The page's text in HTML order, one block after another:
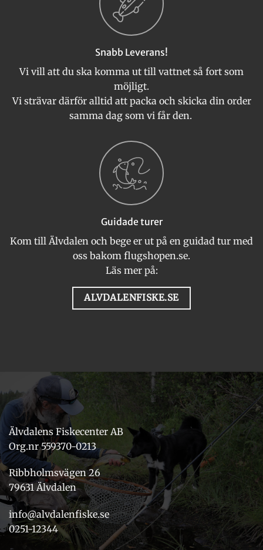
Snabb Leverans!
Vi vill att du ska komma ut till vattnet så fort som
möjligt.
Vi strävar därför alltid att packa och skicka din order
samma dag som vi får den.
Guidade turer
Kom till Älvdalen och bege er ut på en guidad tur med
oss bakom flugshopen.se.
Läs mer på:
ALVDALENFISKE.SE
Älvdalens Fiskecenter AB
Org.nr 559370-0213
Ribbholmsvägen 26
79631 Älvdalen
info@alvdalenfiske.se
0251-12344